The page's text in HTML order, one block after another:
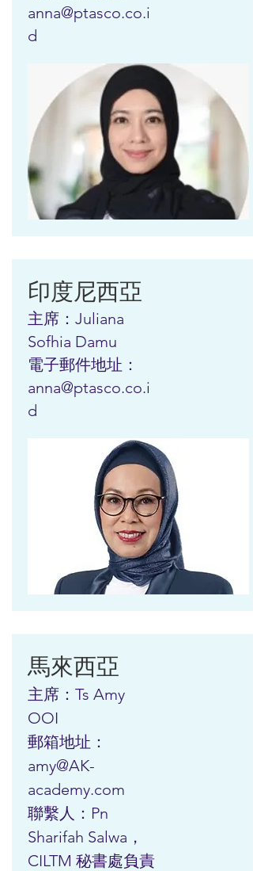
anna@ptasco.co.i
d
印度尼西亞
主席：Juliana
Sofhia Damu
電子郵件地址：
anna@ptasco.co.i
d
馬來西亞
主席：Ts Amy
OOI
郵箱地址：
amy@AK-
academy.com
聯繫人：Pn
Sharifah Salwa，
CILTM 秘書處負責